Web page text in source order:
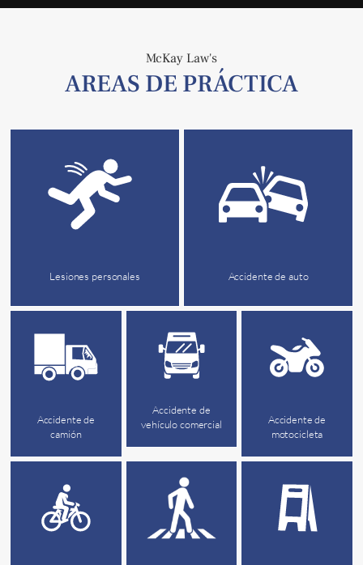
McKay Law's
AREAS DE PRÁCTICA
Lesiones personales Accidente de auto
Accidente de
camión
Accidente de
vehículo comercial
Accidente de
motocicleta